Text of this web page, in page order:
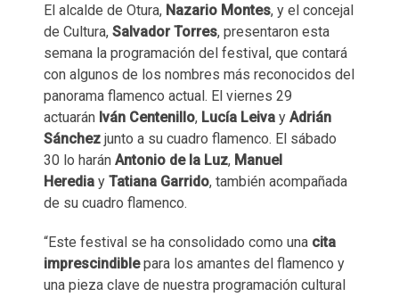
El alcalde de Otura, Nazario Montes, y el concejal
de Cultura, Salvador Torres, presentaron esta
semana la programación del festival, que contará
con algunos de los nombres más reconocidos del
panorama flamenco actual. El viernes 29
actuarán Iván Centenillo, Lucía Leiva y Adrián
Sánchez junto a su cuadro flamenco. El sábado
30 lo harán Antonio de la Luz, Manuel
Heredia y Tatiana Garrido, también acompañada
de su cuadro flamenco.
“Este festival se ha consolidado como una cita
imprescindiblepara los amantes del flamenco y
una pieza clave de nuestra programación cultural